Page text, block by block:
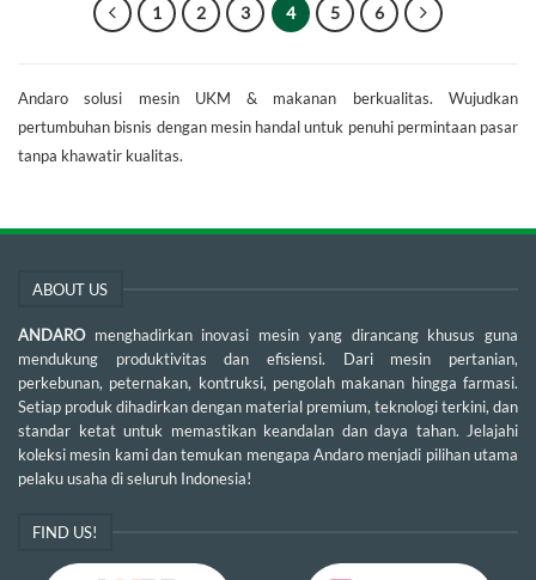
1 2 3 4 5 6
Andaro solusi mesin UKM & makanan berkualitas. Wujudkan
pertumbuhan bisnis dengan mesin handal untuk penuhi permintaan pasar
tanpa khawatir kualitas.
ABOUT US
ANDARO menghadirkan inovasi mesin yang dirancang khusus guna
mendukung produktivitas dan efisiensi. Dari mesin pertanian,
perkebunan, peternakan, kontruksi, pengolah makanan hingga farmasi.
Setiap produk dihadirkan dengan material premium, teknologi terkini, dan
standar ketat untuk memastikan keandalan dan daya tahan. Jelajahi
koleksi mesin kami dan temukan mengapa Andaro menjadi pilihan utama
pelaku usaha di seluruh Indonesia!
FIND US!